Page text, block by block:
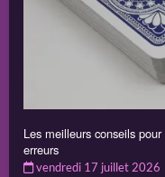
Les meilleurs conseils
erreurs
vendredi 17 juillet 2026